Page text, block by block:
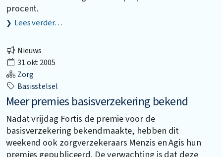
procent.
Lees verder…
Nieuws
31 okt 2005
Zorg
Basisstelsel
Meer premies basisverzekering bekend
Nadat vrijdag Fortis de premie voor de
basisverzekering bekendmaakte, hebben dit
weekend ook zorgverzekeraars Menzis en Agis hun
premies gepubliceerd. De verwachting is dat deze